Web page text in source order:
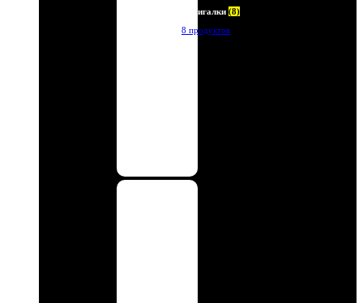
Зажигалки (8)
8 продуктов